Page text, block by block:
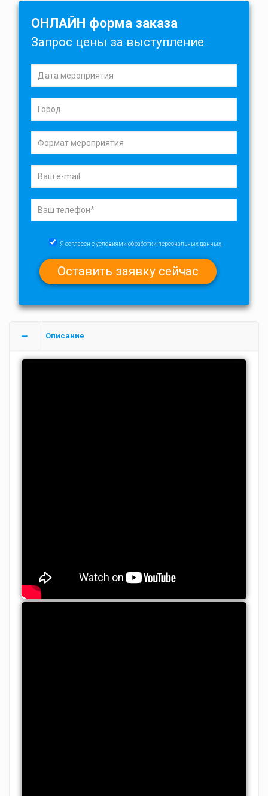
ОНЛАЙН форма заказа
Запрос цены за выступление
Я согласен с условиями обработки персональных данных
Описание